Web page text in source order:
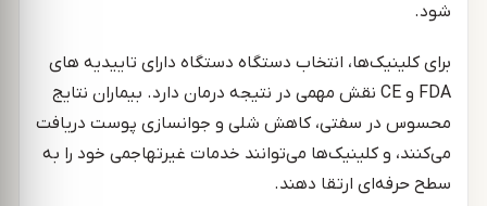
شود.
برای کلینیک‌ها، انتخاب دستگاه دستگاه دارای تاییدیه های
FDA و CE نقش مهمی در نتیجه درمان دارد. بیماران نتایج
محسوس در سفتی، کاهش شلی و جوانسازی پوست دریافت
می‌کنند، و کلینیک‌ها می‌توانند خدمات غیرتهاجمی خود را به
سطح حرفه‌ای ارتقا دهند.